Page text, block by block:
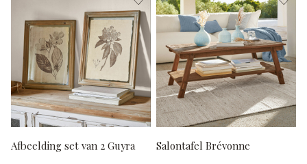
Afbeelding set van 2 Guyra Salontafel Brévonne